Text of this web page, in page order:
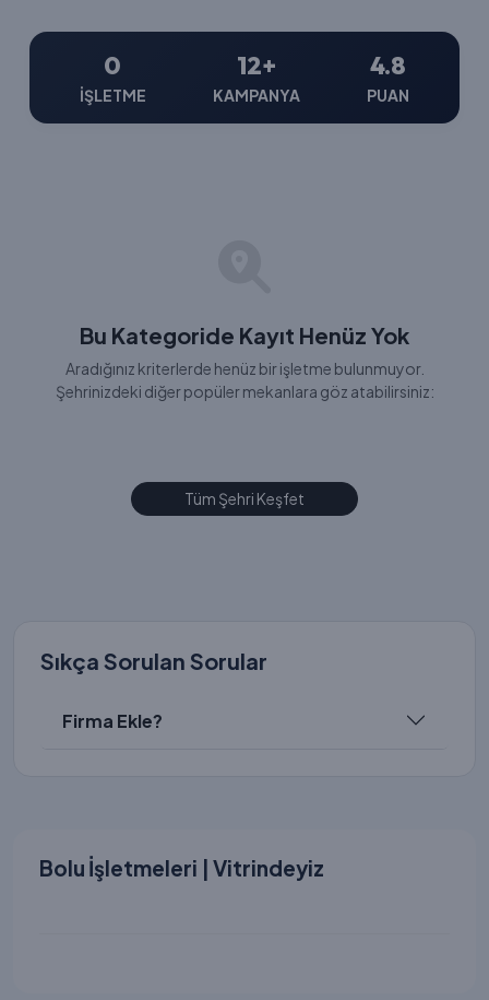
0
İŞLETME
12+
KAMPANYA
4.8
PUAN
Bu Kategoride Kayıt Henüz Yok
Aradığınız kriterlerde henüz bir işletme bulunmuyor.
Şehrinizdeki diğer popüler mekanlara göz atabilirsiniz:
Tüm Şehri Keşfet
Sıkça Sorulan Sorular
Firma Ekle?
Bolu İşletmeleri | Vitrindeyiz